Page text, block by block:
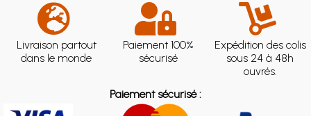
Livraison partout
dans le monde
Paiement 100%
sécurisé
Expédition des colis
sous 24 à 48h
ouvrés.
Paiement sécurisé :